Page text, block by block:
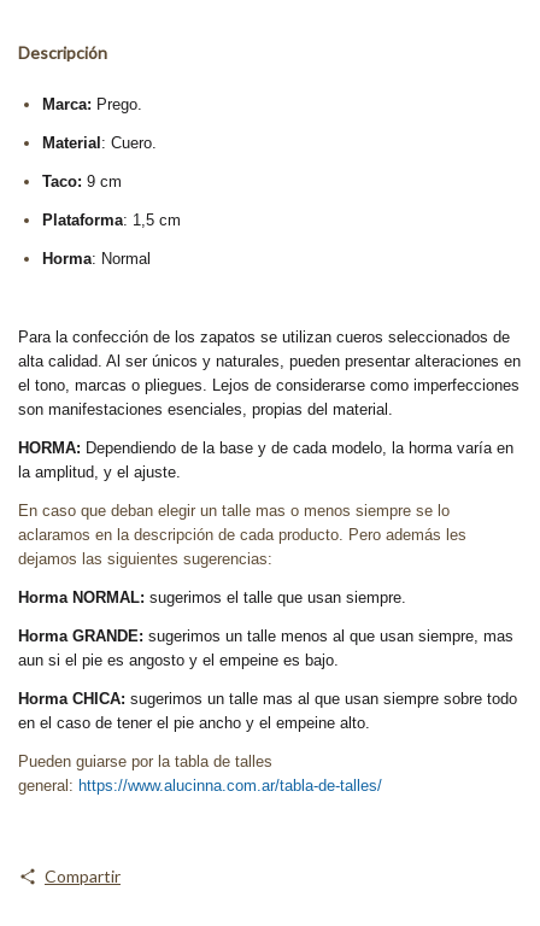
Descripción
Marca: Prego.
Material: Cuero.
Taco: 9 cm
Plataforma: 1,5 cm
Horma: Normal
Para la confección de los zapatos se utilizan cueros seleccionados de
alta calidad. Al ser únicos y naturales, pueden presentar alteraciones en
el tono, marcas o pliegues. Lejos de considerarse como imperfecciones
son manifestaciones esenciales, propias del material.
HORMA: Dependiendo de la base y de cada modelo, la horma varía en
la amplitud, y el ajuste.
En caso que deban elegir un talle mas o menos siempre se lo
aclaramos en la descripción de cada producto. Pero además les
dejamos las siguientes sugerencias:
Horma NORMAL: sugerimos el talle que usan siempre.
Horma GRANDE: sugerimos un talle menos al que usan siempre, mas
aun si el pie es angosto y el empeine es bajo.
Horma CHICA: sugerimos un talle mas al que usan siempre sobre todo
en el caso de tener el pie ancho y el empeine alto.
Pueden guiarse por la tabla de talles
general: https://www.alucinna.com.ar/tabla-de-talles/
Compartir